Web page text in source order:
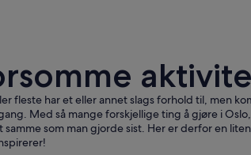
fleste har et eller annet slags forhold til, men
Med så mange forskjellige ting å gjøre i
som man gjorde sist. Her er derfor en